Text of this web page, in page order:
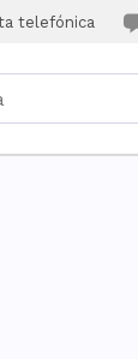
telefónica